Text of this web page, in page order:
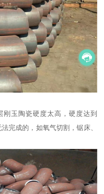
玉陶瓷硬度太高，硬度达到
完成的，如氧气切割，锯床、